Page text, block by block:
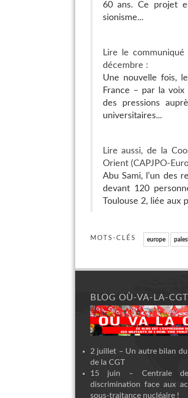
60 ans. Ce projet
sionisme...
Lire le
décembre :
Une nouvelle fois,
France – par la
des pressions
universitaires...
Lire aussi, de la
Orient (CAPJPO-
Abu Sami, l’un des
devant 120
Toulouse 2, liée aux
MOTS-CLÉS europe
BLOG OÙ-VA-LA-
2 juillet – Un autre bilan
de la CGT
15 juin – Centrale
discrimination face aux
sous-traitance nucléaire !